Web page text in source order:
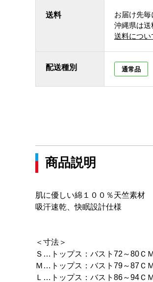
送料 お届け先毎
沖縄県は送
送料につい
配送種別 通常品
商品説明
肌に優しい綿１００％天竺素材
吸汗速乾、快眠設計仕様
＜寸法＞
Ｓ…トップス：バスト72～80
Ｍ…トップス：バスト79～87
Ｌ…トップス：バスト86～94